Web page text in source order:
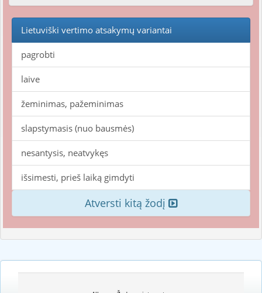
Lietuviški vertimo atsakymų variantai
pagrobti
laive
žeminimas, pažeminimas
slapstymasis (nuo bausmės)
nesantysis, neatvykęs
išsimesti, prieš laiką gimdyti
Atversti kitą žodį